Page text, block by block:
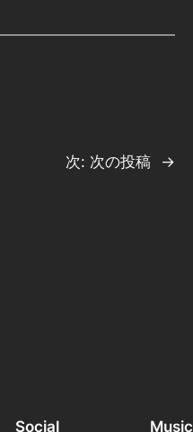
次: 次の投稿 →
Social Music